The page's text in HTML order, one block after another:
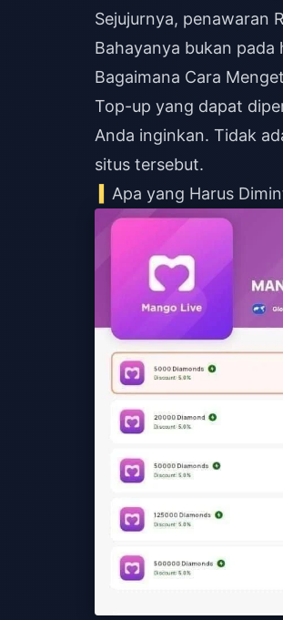
Sejujurnya, penawaran
Bahayanya bukan
Bagaimana Cara
Top-up yang dapat
Anda inginkan. Tidak
situs tersebut.
Apa yang Harus